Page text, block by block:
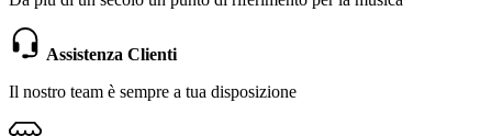
Assistenza Clienti
Il nostro team è sempre a tua disposizione